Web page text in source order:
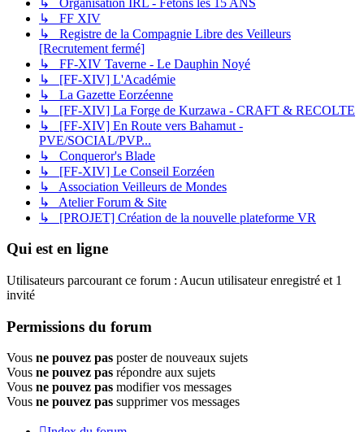
↳ FF XIV
↳ Registre de la Compagnie Libre des Veilleurs
[Recrutement fermé]
↳ FF-XIV Taverne - Le Dauphin Noyé
↳ [FF-XIV] L'Académie
↳ La Gazette Eorzéenne
↳ [FF-XIV] La Forge de Kurzawa - CRAFT & RECOLTE
↳ [FF-XIV] En Route vers Bahamut -
PVE/SOCIAL/PVP...
↳ Conqueror's Blade
↳ [FF-XIV] Le Conseil Eorzéen
↳ Association Veilleurs de Mondes
↳ Atelier Forum & Site
↳ [PROJET] Création de la nouvelle plateforme VR
Qui est en ligne
Utilisateurs parcourant ce forum : Aucun utilisateur enregistré et 1
invité
Permissions du forum
Vous ne pouvez pas poster de nouveaux sujets
Vous ne pouvez pas répondre aux sujets
Vous ne pouvez pas modifier vos messages
Vous ne pouvez pas supprimer vos messages